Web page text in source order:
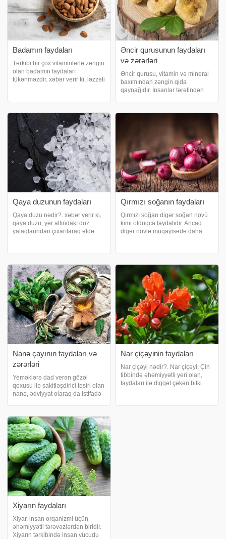
Badamın faydaları
Tərkibi bir çox vitaminlərlə zəngin
olan badamın faydaları
tükənməzdir. xəbər verir ki, ləzzəti
hazırlanan şirniyyatlarda istifadə
edilir.Gündə 25 ədəd çiy olara
Əncir qurusunun faydaları
və zərərləri
Əncir qurusu, vitamin və mineral
baxımından zəngin qida
qaynağıdır. İnsanlar tərəfindən
xarab olan meyvədir. Ancaq
Qaya duzunun faydaları
Qaya duzu nədir?. xəbər verir ki,
qaya duzu, yer altındakı duz
yataqlarından çıxarılaraq əldə
klorür formasıdır. İlk olaraq
Hindistanın tibb sistemi olaraq
ortay
Qırmızı soğanın faydaları
Qırmızı soğan digər soğan növü
kimi olduqca faydalıdır. Ancaq
digər növlə müqayisədə daha
Bu səbəbdən adətən yeməklərdə
az istifadə edilir. Buna səbə
Nanə çayının faydaları və
zərərləri
Yeməklərə dad verən gözəl
qoxusu ilə sakitləşdirici təsiri olan
nanə, ədviyyat olaraq da istifadə
istifadə edilən nanə, alternativ
tibdə, parfümeriyada da üstünlük
verilə
Nar çiçəyinin faydaları
Nar çiçəyi nədir?. Nar çiçəyi, Çin
tibbində əhəmiyyətli yeri olan,
faydaları ilə diqqət çəkən bitki
açar. Nar çiçəkləri gözəl
Xiyarın faydaları
Xiyar, insan orqanizmi üçün
əhəmiyyətli tərəvəzlərdən biridir.
Xiyarın tərkibində insan vücudu